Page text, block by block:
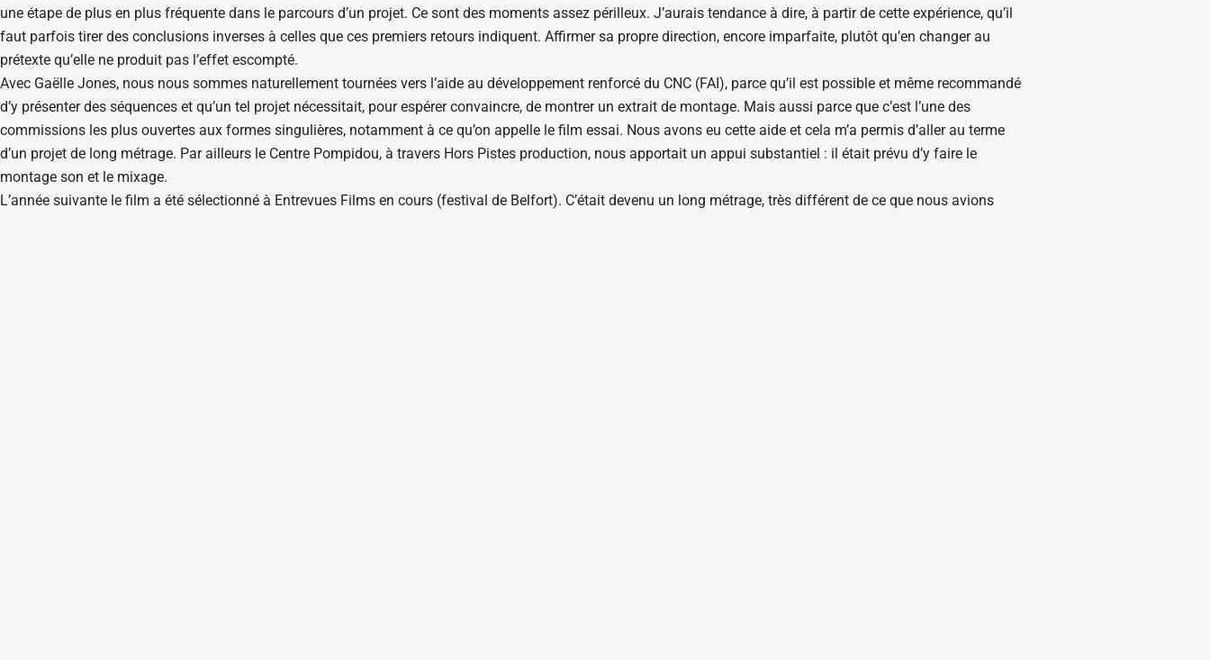
une étape de plus en plus fréquente dans le parcours d’un projet. Ce sont des moments assez périlleux. J’aurais tendance à dire, à partir de cette expérience, qu’il
faut parfois tirer des conclusions inverses à celles que ces premiers retours indiquent. Affirmer sa propre direction, encore imparfaite, plutôt qu’en changer au
prétexte qu’elle ne produit pas l’effet escompté.
Avec Gaëlle Jones, nous nous sommes naturellement tournées vers l’aide au développement renforcé du CNC (FAI), parce qu’il est possible et même recommandé
d’y présenter des séquences et qu’un tel projet nécessitait, pour espérer convaincre, de montrer un extrait de montage. Mais aussi parce que c’est l’une des
commissions les plus ouvertes aux formes singulières, notamment à ce qu’on appelle le film essai. Nous avons eu cette aide et cela m’a permis d’aller au terme
d’un projet de long métrage. Par ailleurs le Centre Pompidou, à travers Hors Pistes production, nous apportait un appui substantiel : il était prévu d’y faire le
montage son et le mixage.
L’année suivante le film a été sélectionné à Entrevues Films en cours (festival de Belfort). C’était devenu un long métrage, très différent de ce que nous avions